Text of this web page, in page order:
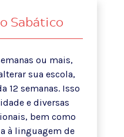
Sabático
ou mais,
sua escola,
12 semanas. Isso
e diversas
bem como
à linguagem de